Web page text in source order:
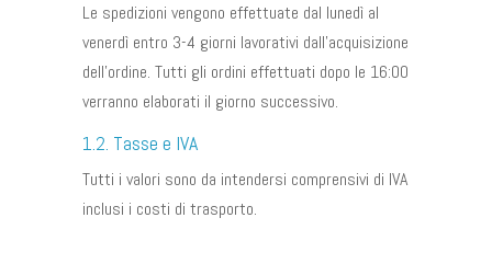
Le spedizioni vengono effettuate dal lunedì al
venerdì entro 3-4 giorni lavorativi dall’acquisizione
dell’ordine. Tutti gli ordini effettuati dopo le 16:00
verranno elaborati il giorno successivo.
1.2. Tasse e IVA
Tutti i valori sono da intendersi comprensivi di IVA
inclusi i costi di trasporto.